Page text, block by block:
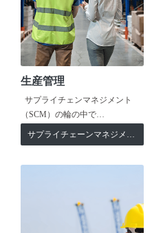
生産管理
サプライチェンマネジメント
（SCM）の輪の中で…
サプライチェーンマネジメント